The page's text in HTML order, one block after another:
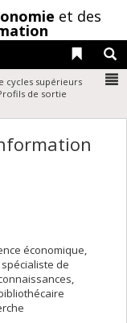
et des
Liens
cycles supérieurs
de sortie
économique,
de